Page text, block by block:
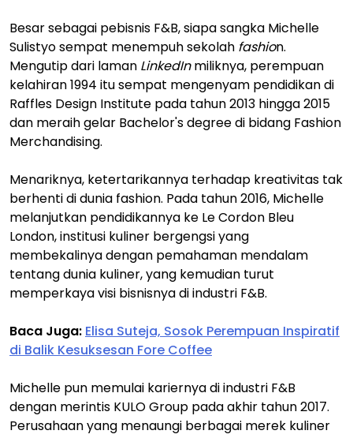
Besar sebagai pebisnis F&B, siapa sangka Michelle
Sulistyo sempat menempuh sekolah fashion.
Mengutip dari laman LinkedInmiliknya, perempuan
kelahiran 1994 itu sempat mengenyam pendidikan di
Raffles Design Institute pada tahun 2013 hingga 2015
dan meraih gelar Bachelor's degree di bidang Fashion
Merchandising.
Menariknya, ketertarikannya terhadap kreativitas tak
berhenti di dunia fashion. Pada tahun 2016, Michelle
melanjutkan pendidikannya ke Le Cordon Bleu
London, institusi kuliner bergengsi yang
membekalinya dengan pemahaman mendalam
tentang dunia kuliner, yang kemudian turut
memperkaya visi bisnisnya di industri F&B.
Baca Juga: Elisa Suteja, Sosok Perempuan Inspiratif
di Balik Kesuksesan Fore Coffee
Michelle pun memulai kariernya di industri F&B
dengan merintis KULO Group pada akhir tahun 2017.
Perusahaan yang menaungi berbagai merek kuliner